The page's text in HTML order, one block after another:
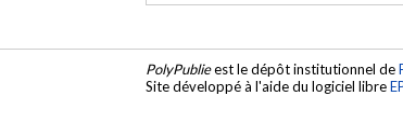
PolyPublieest le dépôt institutionnel de
Site développé à l'aide du logiciel libre